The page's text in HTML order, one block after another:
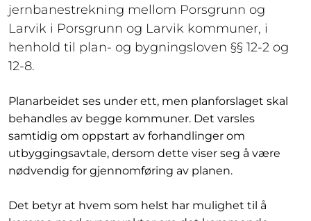
jernbanestrekning mellom Porsgrunn og
Larvik i Porsgrunn og Larvik kommuner, i
henhold til plan- og bygningsloven §§ 12-2 og
12-8.
Planarbeidet ses under ett, men planforslaget skal
behandles av begge kommuner. Det varsles
samtidig om oppstart av forhandlinger om
utbyggingsavtale, dersom dette viser seg å være
nødvendig for gjennomføring av planen.
Det betyr at hvem som helst har mulighet til å